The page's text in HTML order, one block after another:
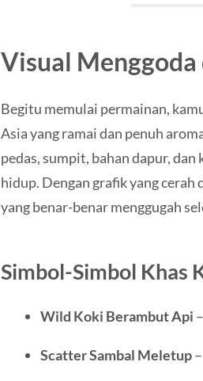
Visual
Begitu memulai permainan,
Asia yang ramai dan penuh
pedas, sumpit, bahan dapur,
hidup. Dengan grafik yang
yang benar-benar menggugah
Simbol-Simbol Khas
Wild Koki Berambut Api
Scatter Sambal Meletup–